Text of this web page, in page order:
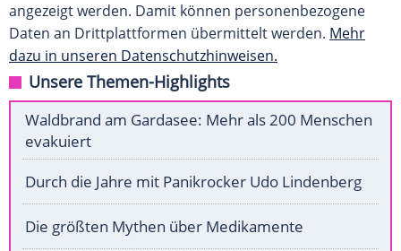
angezeigt werden. Damit können personenbezogene
Daten an Drittplattformen übermittelt werden. Mehr
dazu in unseren Datenschutzhinweisen.
Unsere Themen-Highlights
Waldbrand am Gardasee: Mehr als 200 Menschen
evakuiert
Durch die Jahre mit Panikrocker Udo Lindenberg
Die größten Mythen über Medikamente